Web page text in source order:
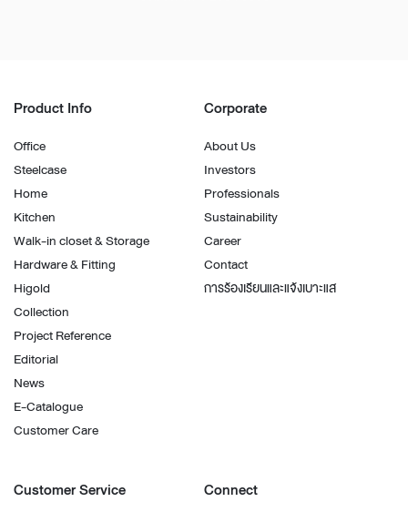
Product Info
Office
Steelcase
Home
Kitchen
Walk-in closet & Storage
Hardware & Fitting
Higold
Collection
Project Reference
Editorial
News
E-Catalogue
Customer Care
Corporate
About Us
Investors
Professionals
Sustainability
Career
Contact
การร้องเรียนและแจ้งเบาะแส
Customer Service Connect